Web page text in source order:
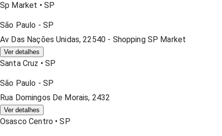
Sp Market • SP
São Paulo - SP
Av Das Nações Unidas, 22540 - Shopping SP Market
Ver detalhes
Santa Cruz • SP
São Paulo - SP
Rua Domingos De Morais, 2432
Ver detalhes
Osasco Centro • SP